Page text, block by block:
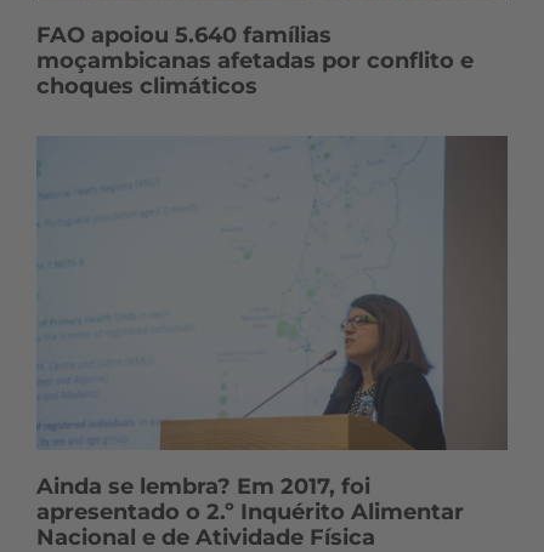
FAO apoiou 5.640 famílias
moçambicanas afetadas por conflito e
choques climáticos
Ainda se lembra? Em 2017, foi
apresentado o 2.º Inquérito Alimentar
Nacional e de Atividade Física